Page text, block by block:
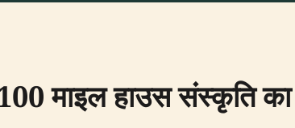
माइल हाउस संस्कृति